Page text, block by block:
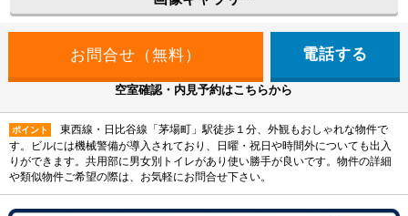
電話する
空室確認・内見予約はこちらから
ポイント
東西線・日比谷線「茅場町」駅徒歩１分、外観もおしゃれな物件で
す。ビルには機械警備が導入されており、日曜・祝日や時間外についても出入
りができます。共用部に男女別トイレがあり使い勝手が良いです。物件の詳細
や類似物件ご希望の際は、お気軽にお問合せ下さい。